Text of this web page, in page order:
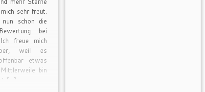
sehr freut.
schon die
bei
freue mich
weil es
etwas
bin
[…]